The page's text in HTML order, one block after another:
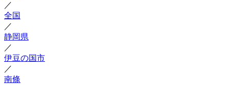
／
全国
／
静岡県
／
伊豆の国市
／
南條